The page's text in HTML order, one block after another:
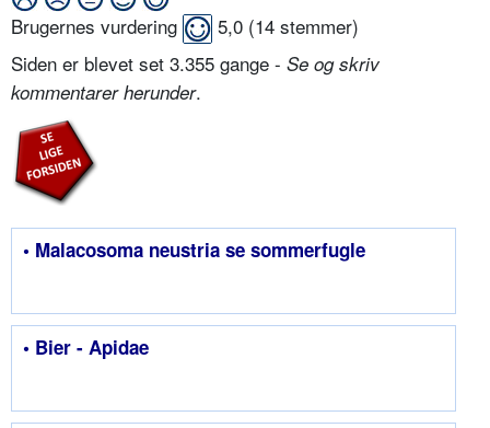
Brugernes vurdering 5,0 (14 stemmer)
Siden er blevet set 3.355 gange - Se og skriv
kommentarer herunder.
• Malacosoma neustria se sommerfugle
• Bier - Apidae